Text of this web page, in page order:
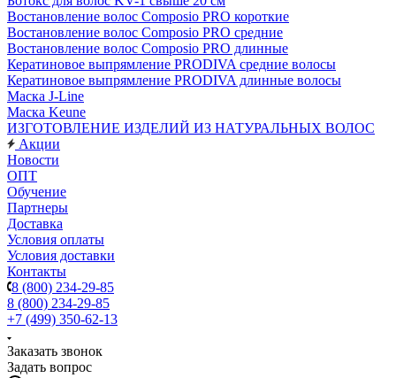
Востановление волос Composio PRO короткие
Востановление волос Composio PRO средние
Востановление волос Composio PRO длинные
Кератиновое выпрямление PRODIVA средние волосы
Кератиновое выпрямление PRODIVA длинные волосы
Маска J-Line
Маска Keune
ИЗГОТОВЛЕНИЕ ИЗДЕЛИЙ ИЗ НАТУРАЛЬНЫХ ВОЛОС
Акции
Новости
ОПТ
Обучение
Партнеры
Доставка
Условия оплаты
Условия доставки
Контакты
8 (800) 234-29-85
8 (800) 234-29-85
+7 (499) 350-62-13
Заказать звонок
Задать вопрос